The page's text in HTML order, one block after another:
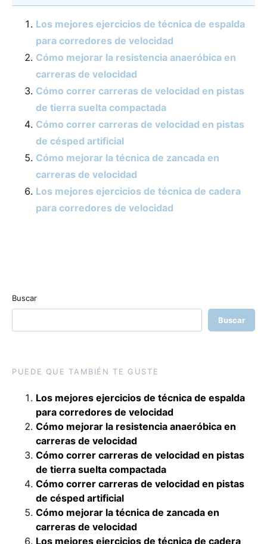
Los mejores ejercicios de técnica de espalda
para corredores de velocidad
Cómo mejorar la resistencia anaeróbica en
carreras de velocidad
Cómo correr carreras de velocidad en pistas
de tierra suelta compactada
Cómo correr carreras de velocidad en pistas
de césped artificial
Cómo mejorar la técnica de zancada en
carreras de velocidad
Los mejores ejercicios de técnica de cadera
para corredores de velocidad
Buscar
Buscar
PUEDE QUE TAMBIÉN TE GUSTE
Los mejores ejercicios de técnica de espalda
para corredores de velocidad
Cómo mejorar la resistencia anaeróbica en
carreras de velocidad
Cómo correr carreras de velocidad en pistas
de tierra suelta compactada
Cómo correr carreras de velocidad en pistas
de césped artificial
Cómo mejorar la técnica de zancada en
carreras de velocidad
Los mejores ejercicios de técnica de cadera